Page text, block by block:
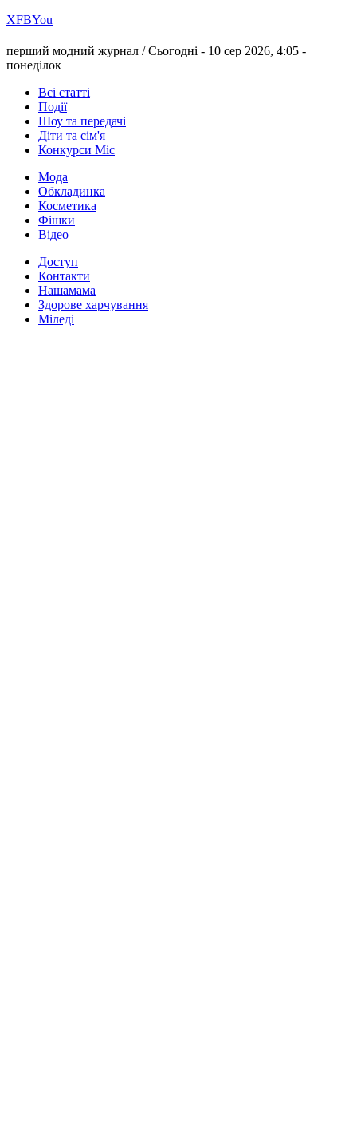
ХFBYou
перший модний журнал /Сьогодні - 10 сер 2026, 4:05 -
понеділок
Всі статті
Події
Шоу та передачі
Діти та сім'я
Конкурси Міс
Мода
Обкладинка
Косметика
Фішки
Відео
Доступ
Контакти
Нашамама
Здорове харчування
Міледі